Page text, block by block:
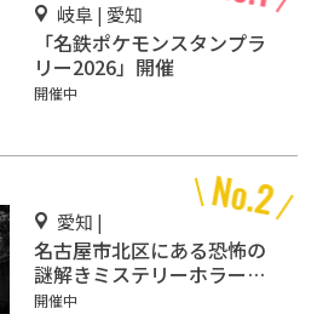
岐阜 | 愛知
「名鉄ポケモンスタンプラ
リー2026」開催
開催中
愛知 |
名古屋市北区にある恐怖の
謎解きミステリーホラー
「エモい家」あなたは行き
開催中